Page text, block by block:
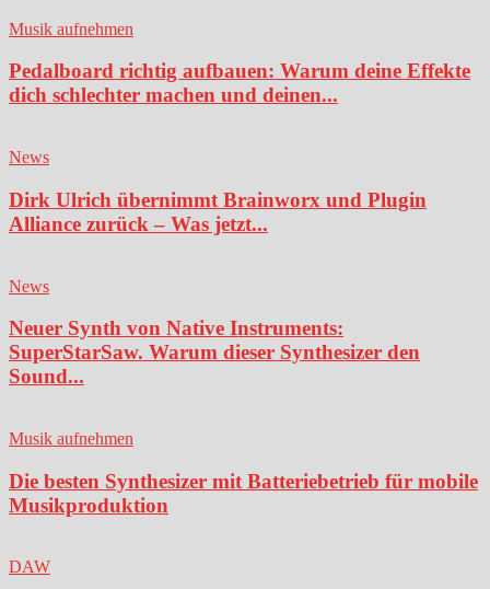
Musik aufnehmen
Pedalboard richtig aufbauen: Warum deine Effekte
dich schlechter machen und deinen...
News
Dirk Ulrich übernimmt Brainworx und Plugin
Alliance zurück – Was jetzt...
News
Neuer Synth von Native Instruments:
SuperStarSaw. Warum dieser Synthesizer den
Sound...
Musik aufnehmen
Die besten Synthesizer mit Batteriebetrieb für mobile
Musikproduktion
DAW